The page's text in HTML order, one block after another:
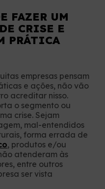
FAZER UM
CRISE E
PRÁTICA
empresas pensam
e ações, não vão
acreditar nisso.
o segmento ou
crise. Sejam
mal-entendidos
forma errada de
, produtos e/ou
atenderam às
entre outros
ser vista